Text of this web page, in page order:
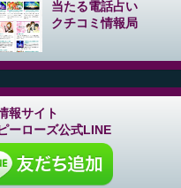
当たる電話占い
クチコミ情報局
報サイト
ーローズ公式LINE